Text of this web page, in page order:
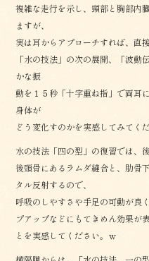
複雑な走行を示し、頸部と胸部内
ますが、
実は耳からアプローチすれば、直
「水の技法」の次の展開、「波
かな振
動を１５秒「十字重ね指」で両耳
身体が
どう変化すのかを実感してみてく
水の技法「四の型」の復習では、
後頭骨にあるラムダ縫合と、肋骨
タル反射するので、
呼吸のしやすさや手足の可動が良
プアップなどにもてきめん効果が
とを実感してください。ｗ